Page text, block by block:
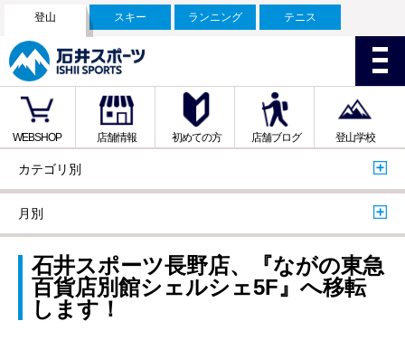
登山 スキー ランニング テニス
WEBSHOP 店舗情報 初めての方 店舗ブログ 登山学校
カテゴリ別
月別
石井スポーツ長野店、『ながの東急
百貨店別館シェルシェ5F』へ移転
します！